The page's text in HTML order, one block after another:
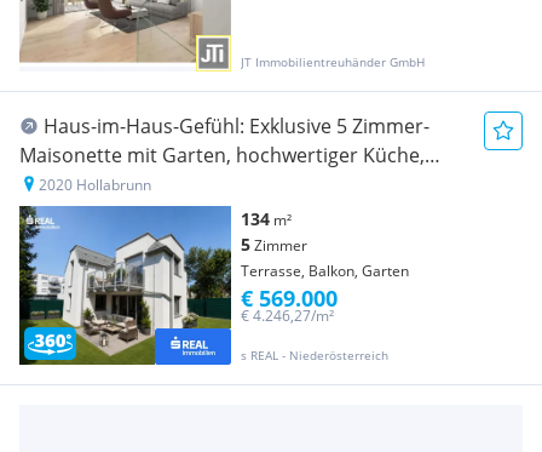
JT Immobilientreuhänder GmbH
Haus-im-Haus-Gefühl: Exklusive 5 Zimmer-
Maisonette mit Garten, hochwertiger Küche,
tischler Einbaumöbeln und 3 Stellplätzen -
provisionsfrei
2020 Hollabrunn
134 m²
5Zimmer
Terrasse, Balkon, Garten
s REAL - Niederösterreich
€ 4.246,27/m²
€ 569.000